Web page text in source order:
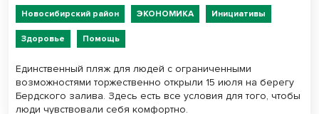
Новосибирский район ЭКОНОМИКА Инициативы
Здоровье Помощь
Единственный пляж для людей с ограниченными
возможностями торжественно открыли 15 июля на берегу
Бердского залива. Здесь есть все условия для того, чтобы
люди чувствовали себя комфортно.